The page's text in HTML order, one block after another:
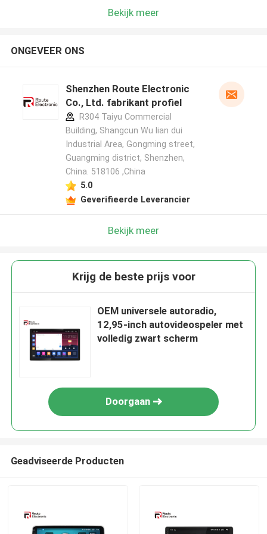
Bekijk meer
ONGEVEER ONS
Shenzhen Route Electronic
Co., Ltd. fabrikant profiel
R304 Taiyu Commercial
Building, Shangcun Wu lian dui
Industrial Area, Gongming street,
Guangming district, Shenzhen,
China. 518106 ,China
5.0
Geverifieerde Leverancier
Bekijk meer
Krijg de beste prijs voor
OEM universele autoradio,
12,95-inch autovideospeler met
volledig zwart scherm
Doorgaan
Geadviseerde Producten